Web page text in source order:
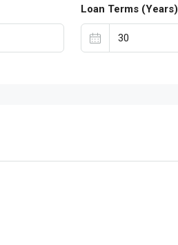
Loan Terms (Years)